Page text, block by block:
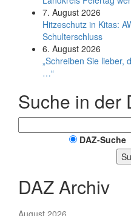
7. August 2026
Hitzeschutz in Kitas:
Schulterschluss
6. August 2026
„Schreiben Sie lieber,
…“
Suche in der
DAZ-Suche
DAZ Archiv
August 2026